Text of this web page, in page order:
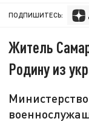
ПОДПИШИТЕСЬ:
Житель
Родину из